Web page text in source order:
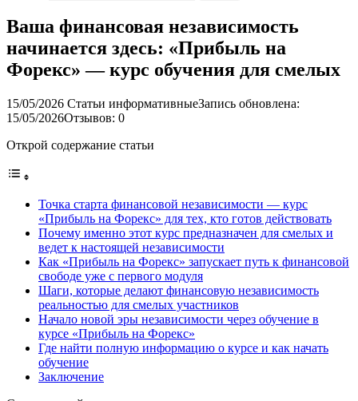
Ваша финансовая независимость
начинается здесь: «Прибыль на
Форекс» — курс обучения для смелых
15/05/2026 Статьи информативныеЗапись обновлена:
15/05/2026Отзывов: 0
Открой содержание статьи
Точка старта финансовой независимости — курс
«Прибыль на Форекс» для тех, кто готов действовать
Почему именно этот курс предназначен для смелых и
ведет к настоящей независимости
Как «Прибыль на Форекс» запускает путь к финансовой
свободе уже с первого модуля
Шаги, которые делают финансовую независимость
реальностью для смелых участников
Начало новой эры независимости через обучение в
курсе «Прибыль на Форекс»
Где найти полную информацию о курсе и как начать
обучение
Заключение